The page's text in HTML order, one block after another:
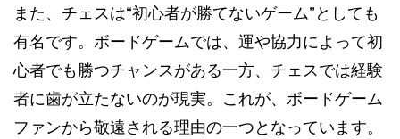
また、チェスは“初心者が勝てないゲーム”としても
有名です。ボードゲームでは、運や協力によって初
心者でも勝つチャンスがある一方、チェスでは経験
者に歯が立たないのが現実。これが、ボードゲーム
ファンから敬遠される理由の一つとなっています。